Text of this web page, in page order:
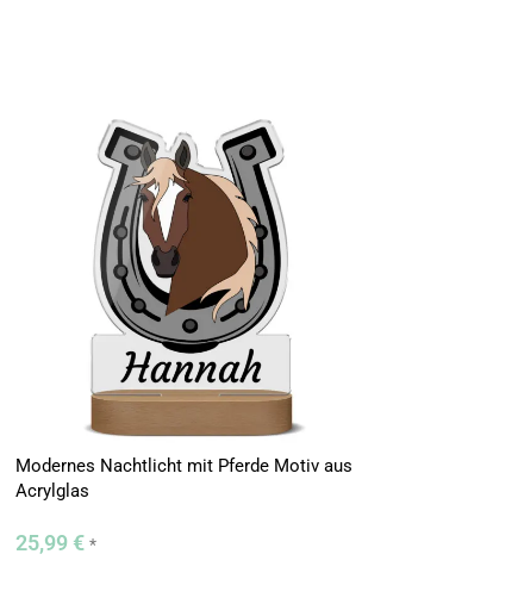
Modernes Nachtlicht mit Pferde Motiv aus
Acrylglas
25,99 € *